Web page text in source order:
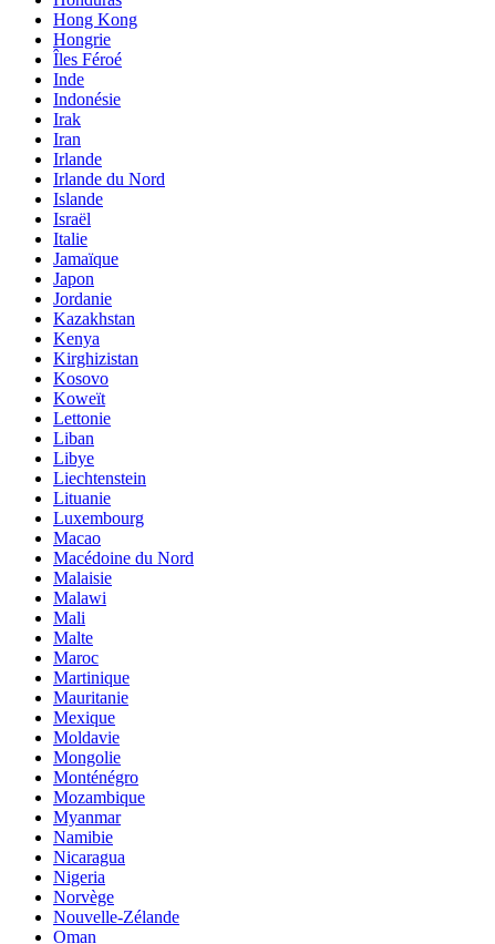
Hong Kong
Hongrie
Îles Féroé
Inde
Indonésie
Irak
Iran
Irlande
Irlande du Nord
Islande
Israël
Italie
Jamaïque
Japon
Jordanie
Kazakhstan
Kenya
Kirghizistan
Kosovo
Koweït
Lettonie
Liban
Libye
Liechtenstein
Lituanie
Luxembourg
Macao
Macédoine du Nord
Malaisie
Malawi
Mali
Malte
Maroc
Martinique
Mauritanie
Mexique
Moldavie
Mongolie
Monténégro
Mozambique
Myanmar
Namibie
Nicaragua
Nigeria
Norvège
Nouvelle-Zélande
Oman